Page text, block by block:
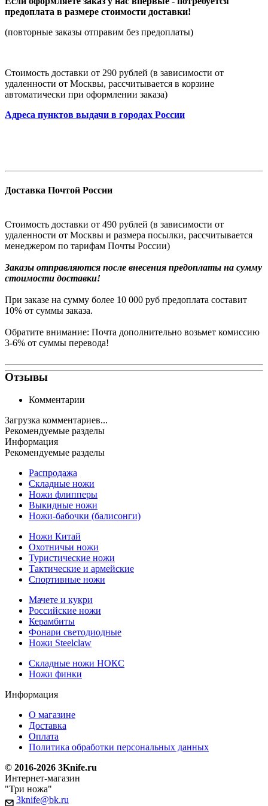
предоплата в размере стоимости доставки!
(повторные заказы отправим без предоплаты)
Стоимость доставки от 290 рублей (в зависимости от
удаленности от Москвы, рассчитывается в корзине
автоматически при оформлении заказа)
Адреса пунктов выдачи в городах России
Доставка Почтой России
Стоимость доставки от 490 рублей (в зависимости от
удаленности от Москвы и размера посылки, рассчитывается
менеджером по тарифам Почты России)
Заказы отправляются после внесения предоплаты на сумму
стоимости доставки!
При заказе на сумму более 10 000 руб предоплата составит
10% от суммы заказа.
Обратите внимание: Почта дополнительно возьмет комиссию
3-6% от суммы перевода!
Отзывы
Комментарии
Загрузка комментариев...
Рекомендуемые разделы
Информация
Рекомендуемые разделы
Распродажа
Складные ножи
Ножи флипперы
Выкидные ножи
Ножи-бабочки (балисонги)
Ножи Китай
Охотничьи ножи
Туристические ножи
Тактические и армейские
Спортивные ножи
Мачете и кукри
Российские ножи
Керамбиты
Фонари светодиодные
Ножи Steelclaw
Складные ножи НОКС
Ножи финки
Информация
О магазине
Доставка
Оплата
Политика обработки персональных данных
© 2016-2026 3Knife.ru
Интернет-магазин
"Три ножа"
3knife@bk.ru